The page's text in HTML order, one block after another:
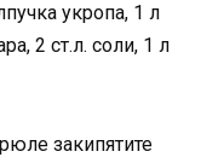
укропа, 1 л
2 ст.л. соли, 1 л
закипятите